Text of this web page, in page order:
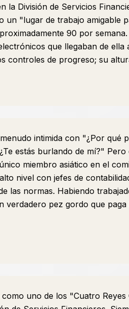
la División de Servicios
un "lugar de trabajo amigable
90 por
que llegaban de
controles de progreso; su
intimida con "¿Por qué
estás burlando de mí?"
miembro asiático en el
nivel con jefes de
las normas. Habiendo
verdadero pez gordo que
uno de los "Cuatro Reyes